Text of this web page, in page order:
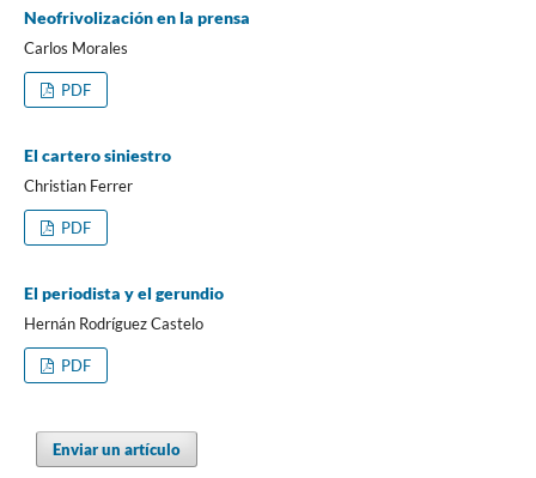
Neofrivolización en la prensa
Carlos Morales
PDF
El cartero siniestro
Christian Ferrer
PDF
El periodista y el gerundio
Hernán Rodríguez Castelo
PDF
Enviar un artículo